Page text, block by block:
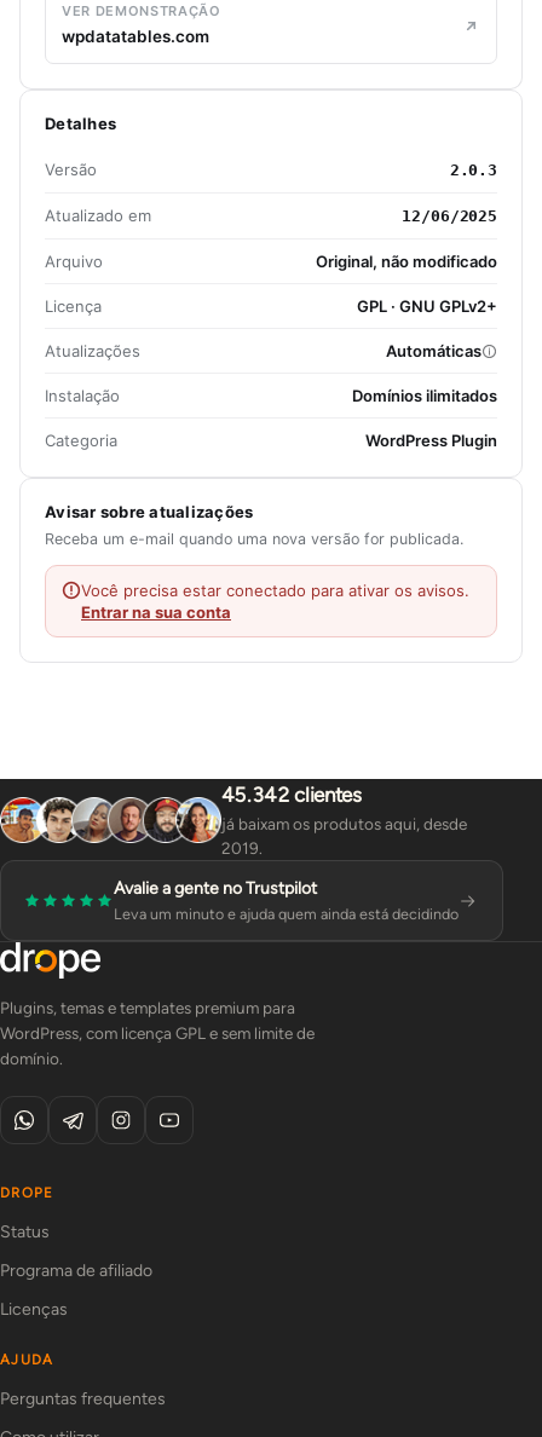
VER DEMONSTRAÇÃO
wpdatatables.com
Detalhes
Versão 2.0.3
Atualizado em 12/06/2025
Arquivo Original, não modificado
Licença GPL · GNU GPLv2+
Atualizações Automáticas
Instalação Domínios ilimitados
Categoria WordPress Plugin
Avisar sobre atualizações
Receba um e-mail quando uma nova versão for publicada.
Você precisa estar conectado para ativar os avisos.
Entrar na sua conta
45.342 clientes
já baixam os produtos aqui, desde
2019.
Avalie a gente no Trustpilot
Leva um minuto e ajuda quem ainda está decidindo
Plugins, temas e templates premium para
WordPress, com licença GPL e sem limite de
domínio.
DROPE
Status
Programa de afiliado
Licenças
AJUDA
Perguntas frequentes